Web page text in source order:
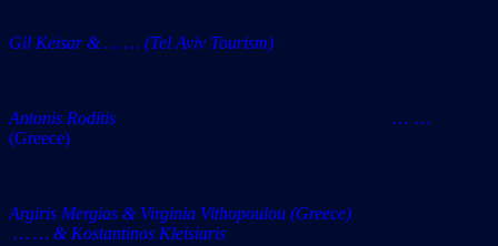
Gil Keisar & … … (Tel Aviv Tourism)
Antonis Roditis … …
(Greece)
Argiris Mergias & Virginia Vithopoulou (Greece)
… … & Kostantinos Kleisiaris